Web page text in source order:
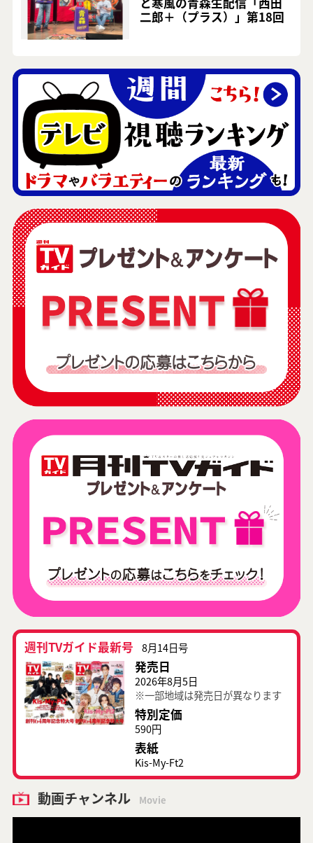
二郎＋（プラス）」第18回
週刊TVガイド最新号 8月14日号
発売日
2026年8月5日
※一部地域は発売日が異なります
特別定価
590円
表紙
Kis-My-Ft2
動画チャンネル Movie